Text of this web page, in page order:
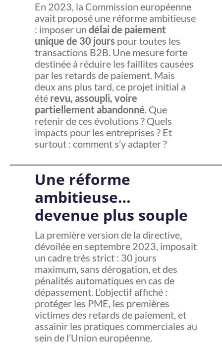
En 2023, la Commission européenne
avait proposé une réforme ambitieuse
: imposer un délai de paiement
unique de 30 jours pour toutes les
transactions B2B. Une mesure forte
destinée à réduire les faillites causées
par les retards de paiement. Mais
deux ans plus tard, ce projet initial a
été revu, assoupli, voire
partiellement abandonné. Que
retenir de ces évolutions ? Quels
impacts pour les entreprises ? Et
surtout : comment s’y adapter ?
Une réforme
ambitieuse…
devenue plus souple
La première version de la directive,
dévoilée en septembre 2023, imposait
un cadre très strict : 30 jours
maximum, sans dérogation, et des
pénalités automatiques en cas de
dépassement. L’objectif affiché :
protéger les PME, les premières
victimes des retards de paiement, et
assainir les pratiques commerciales au
sein de l’Union européenne.